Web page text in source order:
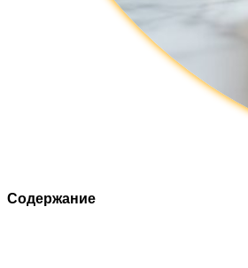
Содержание